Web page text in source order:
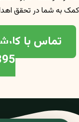
کمک به شما در تحقق
تماس با